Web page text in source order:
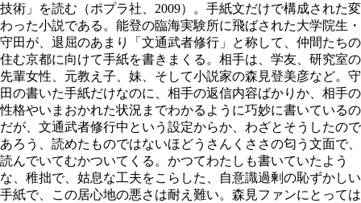
技術」を読む（ポプラ社、2009）。手紙文だけで構成された変
わった小説である。能登の臨海実験所に飛ばされた大学院生・
守田が、退屈のあまり「文通武者修行」と称して、仲間たちの
住む京都に向けて手紙を書きまくる。相手は、学友、研究室の
先輩女性、元教え子、妹、そして小説家の森見登美彦など。守
田の書いた手紙だけなのに、相手の返信内容ばかりか、相手の
性格やいまおかれた状況までわかるように巧妙に書いているの
だが、文通武者修行中という設定からか、わざとそうしたので
あろう、読めたものではないほどうさんくささの匂う文面で、
読んでいてむかついてくる。かつてわたしも書いていたよう
な、稚拙で、姑息な工夫をこらした、自意識過剰の恥ずかしい
手紙で、この居心地の悪さは耐え難い。森見ファンにとっては